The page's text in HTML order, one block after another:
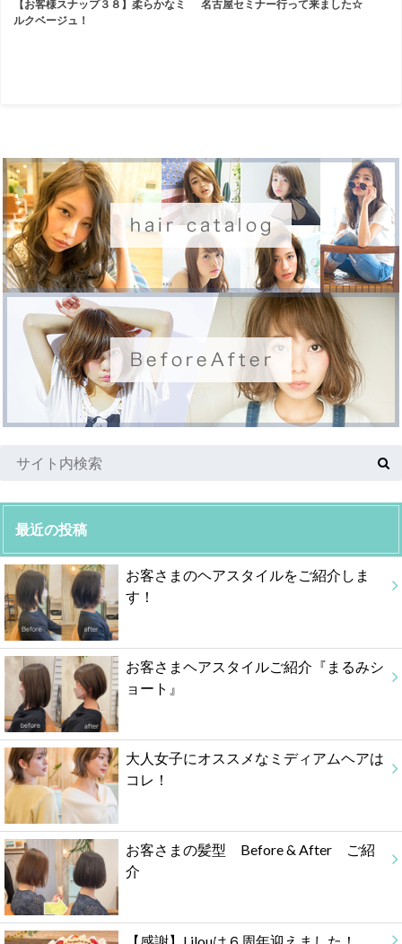
【お客様スナップ３８】柔らかなミ
ルクベージュ！
名古屋セミナー行って来ました☆
最近の投稿
お客さまのヘアスタイルをご紹介しま
す！
お客さまヘアスタイルご紹介『まるみシ
ョート』
大人女子にオススメなミディアムヘアは
コレ！
お客さまの髪型 Before & After ご紹
介
【感謝】Lilouは６周年迎えました！